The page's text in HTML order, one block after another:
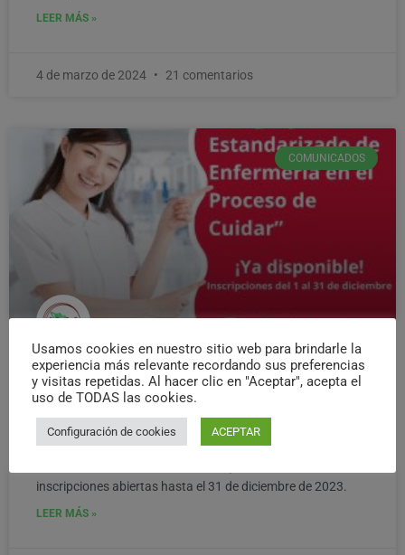
LEER MÁS »
4 de marzo de 2024 21 comentarios
COMUNICADOS
Únete a Nuestro Innovador
Diplomado Virtual de Lenguaje
Estandarizado – Inscripciones
Abiertas para Diciembre 2023
El Diplomado Virtual: Lenguaje Estandarizado de
inscripciones abiertas hasta el 31 de diciembre de 2023.
LEER MÁS »
Usamos cookies en nuestro sitio web para brindarle la
experiencia más relevante recordando sus preferencias
y visitas repetidas. Al hacer clic en "Aceptar", acepta el
uso de TODAS las cookies.
Configuración de cookies ACEPTAR